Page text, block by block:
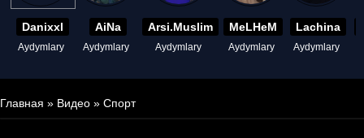
Danixxl
Aydymlary
AiNa
Aydymlary
Arsi.Muslim
Aydymlary
MeLHeM
Aydymlary
Lachina
Aydymlary
Главная » Видео » Спорт